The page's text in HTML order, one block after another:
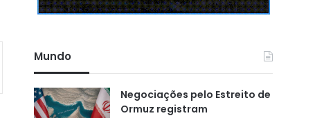
Mundo
Negociações pelo Estreito de
Ormuz registram